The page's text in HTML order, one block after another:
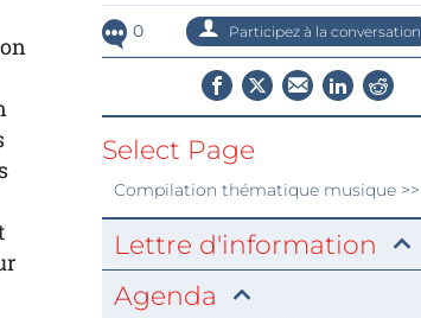
0 Participez à la conversation
Select Page
Compilation thématique musique>>
Lettre d'information
Agenda